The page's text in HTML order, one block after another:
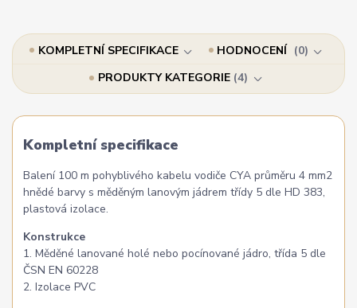
KOMPLETNÍ SPECIFIKACE HODNOCENÍ
0
PRODUKTY KATEGORIE 4
Kompletní specifikace
Balení 100 m pohyblivého kabelu vodiče CYA průměru 4 mm2
hnědé barvy s měděným lanovým jádrem třídy 5 dle HD 383,
plastová izolace.
Konstrukce
1. Měděné lanované holé nebo pocínované jádro, třída 5 dle
ČSN EN 60228
2. Izolace PVC